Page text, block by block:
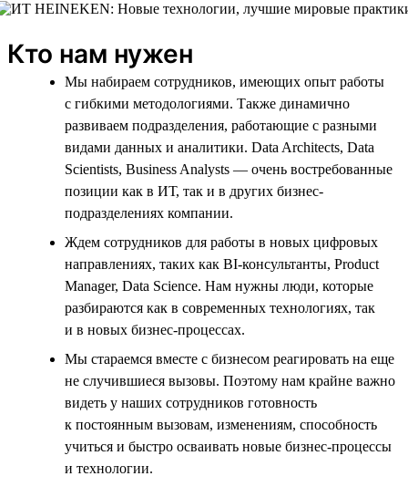
Кто нам нужен
Мы набираем сотрудников, имеющих опыт работы
с гибкими методологиями. Также динамично
развиваем подразделения, работающие с разными
видами данных и аналитики. Data Architects, Data
Scientists, Business Analysts — очень востребованные
позиции как в ИТ, так и в других бизнес-
подразделениях компании.
Ждем сотрудников для работы в новых цифровых
направлениях, таких как BI-консультанты, Product
Manager, Data Science. Нам нужны люди, которые
разбираются как в современных технологиях, так
и в новых бизнес-процессах.
Мы стараемся вместе с бизнесом реагировать на еще
не случившиеся вызовы. Поэтому нам крайне важно
видеть у наших сотрудников готовность
к постоянным вызовам, изменениям, способность
учиться и быстро осваивать новые бизнес-процессы
и технологии.